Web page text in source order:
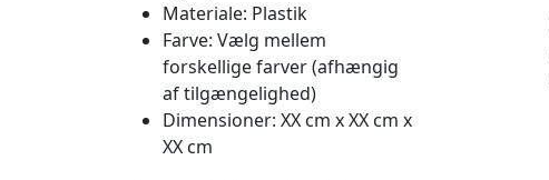
Materiale: Plastik
Farve: Vælg mellem
forskellige farver (afhængig
af tilgængelighed)
Dimensioner: XX cm x XX cm x
XX cm